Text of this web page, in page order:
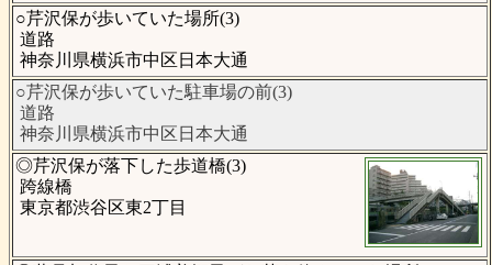
○芹沢保が歩いていた場所(3)
道路
神奈川県横浜市中区日本大通
○芹沢保が歩いていた駐車場の前(3)
道路
神奈川県横浜市中区日本大通
◎芹沢保が落下した歩道橋(3)
跨線橋
東京都渋谷区東2丁目